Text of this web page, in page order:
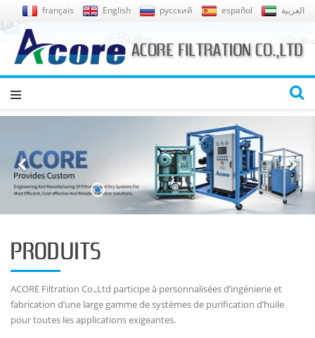
français English русский español العربية
PRODUITS
ACORE Filtration Co.,Ltd participe à personnalisées d’ingénierie et
fabrication d’une large gamme de systèmes de purification d’huile
pour toutes les applications exigeantes.